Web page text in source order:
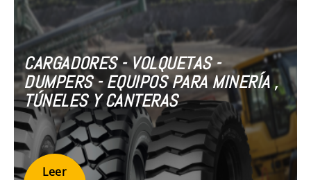
CARGADORES - VOLQUETAS -
DUMPERS - EQUIPOS PARA MINERÍA ,
TÚNELES Y CANTERAS
Leer